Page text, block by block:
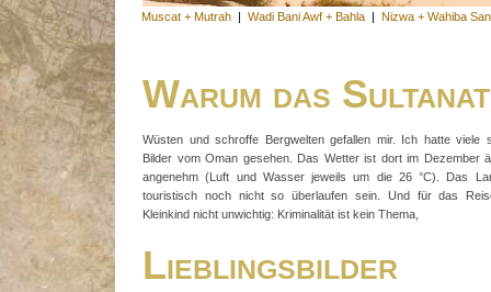
Muscat + Mutrah | Wadi Bani Awf + Bahla | Nizwa + Wahiba
Warum das
Wüsten und schroffe Bergwelten gefallen mir. Ich hatte viele
Bilder vom Oman gesehen. Das Wetter ist dort im Dezember
angenehm (Luft und Wasser jeweils um die 26 °C). Das
touristisch noch nicht so überlaufen sein. Und für das
Kleinkind nicht unwichtig: Kriminalität ist kein Thema,
Lieblingsbilder